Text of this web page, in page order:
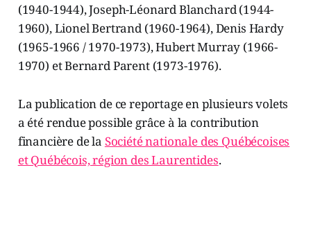
(1940-1944), Joseph-Léonard Blanchard (1944-
1960), Lionel Bertrand (1960-1964), Denis Hardy
(1965-1966 / 1970-1973), Hubert Murray (1966-
1970) et Bernard Parent (1973-1976).
La publication de ce reportage en plusieurs volets
a été rendue possible grâce à la contribution
financière de la Société nationale des Québécoises
et Québécois, région des Laurentides.